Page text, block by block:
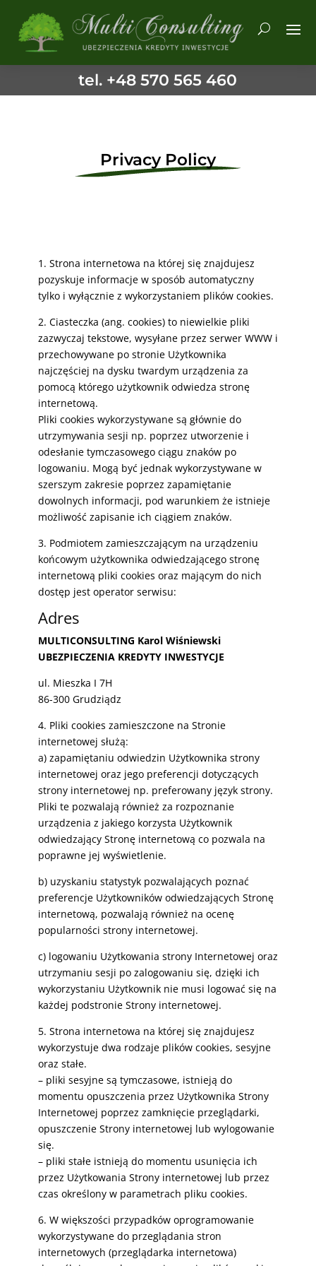
tel. +48 570 565 460
Privacy Policy
1. Strona internetowa na której się znajdujesz
pozyskuje informacje w sposób automatyczny
tylko i wyłącznie z wykorzystaniem plików cookies.
2. Ciasteczka (ang. cookies) to niewielkie pliki
zazwyczaj tekstowe, wysyłane przez serwer WWW i
przechowywane po stronie Użytkownika
najczęściej na dysku twardym urządzenia za
pomocą którego użytkownik odwiedza stronę
internetową.
Pliki cookies wykorzystywane są głównie do
utrzymywania sesji np. poprzez utworzenie i
odesłanie tymczasowego ciągu znaków po
logowaniu. Mogą być jednak wykorzystywane w
szerszym zakresie poprzez zapamiętanie
dowolnych informacji, pod warunkiem że istnieje
możliwość zapisanie ich ciągiem znaków.
3. Podmiotem zamieszczającym na urządzeniu
końcowym użytkownika odwiedzającego stronę
internetową pliki cookies oraz mającym do nich
dostęp jest operator serwisu:
Adres
MULTICONSULTING Karol Wiśniewski
UBEZPIECZENIA KREDYTY INWESTYCJE
ul. Mieszka I 7H
86-300 Grudziądz
4. Pliki cookies zamieszczone na Stronie
internetowej służą:
a) zapamiętaniu odwiedzin Użytkownika strony
internetowej oraz jego preferencji dotyczących
strony internetowej np. preferowany język strony.
Pliki te pozwalają również za rozpoznanie
urządzenia z jakiego korzysta Użytkownik
odwiedzający Stronę internetową co pozwala na
poprawne jej wyświetlenie.
b) uzyskaniu statystyk pozwalających poznać
preferencje Użytkowników odwiedzających Stronę
internetową, pozwalają również na ocenę
popularności strony internetowej.
c) logowaniu Użytkowania strony Internetowej oraz
utrzymaniu sesji po zalogowaniu się, dzięki ich
wykorzystaniu Użytkownik nie musi logować się na
każdej podstronie Strony internetowej.
5. Strona internetowa na której się znajdujesz
wykorzystuje dwa rodzaje plików cookies, sesyjne
oraz stałe.
– pliki sesyjne są tymczasowe, istnieją do
momentu opuszczenia przez Użytkownika Strony
Internetowej poprzez zamknięcie przeglądarki,
opuszczenie Strony internetowej lub wylogowanie
się.
– pliki stałe istnieją do momentu usunięcia ich
przez Użytkowania Strony internetowej lub przez
czas określony w parametrach pliku cookies.
6. W większości przypadków oprogramowanie
wykorzystywane do przeglądania stron
internetowych (przeglądarka internetowa)